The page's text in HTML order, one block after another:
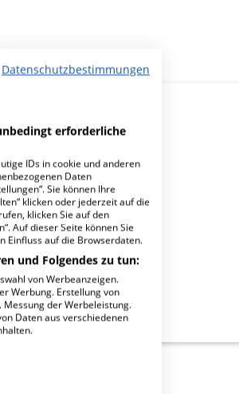
Datenschutzbestimmungen
erforderliche
IDs in cookie und anderen
Daten
Sie können Ihre
klicken oder jederzeit auf die
klicken Sie auf den
Auf dieser Seite können Sie
Einfluss auf die Browserdaten.
und Folgendes zu tun:
von Werbeanzeigen.
Werbung. Erstellung von
der Werbeleistung.
Daten aus verschiedenen